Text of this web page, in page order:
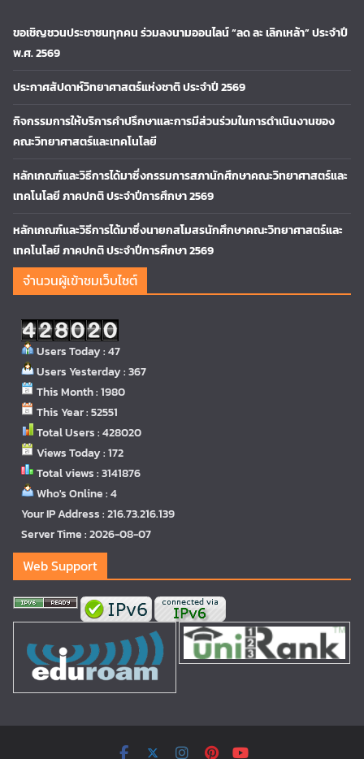
ขอเชิญชวนประชาชนทุกคน ร่วมลงนามออนไลน์ “ลด ละ เลิกเหล้า” ประจำปี
พ.ศ. 2569
ประกาศสัปดาห์วิทยาศาสตร์แห่งชาติ ประจำปี 2569
กิจกรรมการให้บริการคำปรึกษาและการมีส่วนร่วมในการดำเนินงานของ
คณะวิทยาศาสตร์และเทคโนโลยี
หลักเกณฑ์และวิธีการได้มาซึ่งกรรมการสภานักศึกษาคณะวิทยาศาสตร์และ
เทคโนโลยี ภาคปกติ ประจำปีการศึกษา 2569
หลักเกณฑ์และวิธีการได้มาซึ่งนายกสโมสรนักศึกษาคณะวิทยาศาสตร์และ
เทคโนโลยี ภาคปกติ ประจำปีการศึกษา 2569
จำนวนผู้เข้าชมเว็บไซต์
Users Today : 47
Users Yesterday : 367
This Month : 1980
This Year : 52551
Total Users : 428020
Views Today : 172
Total views : 3141876
Who's Online : 4
Your IP Address : 216.73.216.139
Server Time : 2026-08-07
Web Support